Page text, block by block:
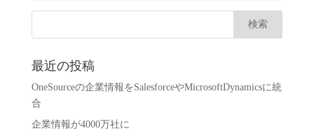
最近の投稿
OneSourceの企業情報をSalesforceやMicrosoftDynamicsに統
合
企業情報が4000万社に